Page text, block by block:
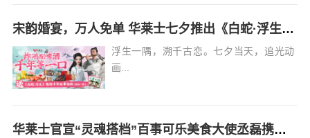
宋韵婚宴，万人免单 华莱士七夕推出《白蛇·浮生》联名活动
浮生一隅，溯千古恋。七夕当天，追光动
画...
华莱士官宣“灵魂搭档”百事可乐美食大使丞磊携炸鸡可乐邀您观战